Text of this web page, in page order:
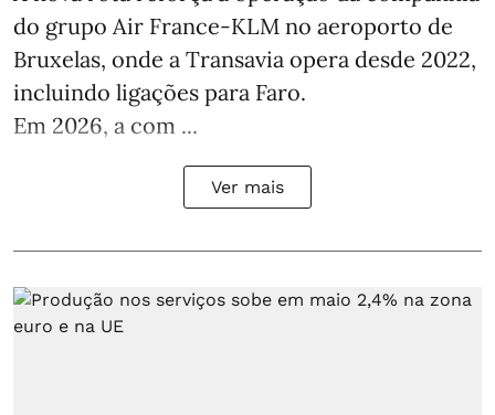
do grupo Air France-KLM no aeroporto de
Bruxelas, onde a Transavia opera desde 2022,
incluindo ligações para Faro.
Em 2026, a com ...
Ver mais